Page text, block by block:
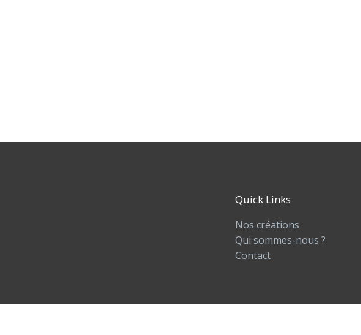
Quick Links
Nos créations
Qui sommes-nous ?
Contact